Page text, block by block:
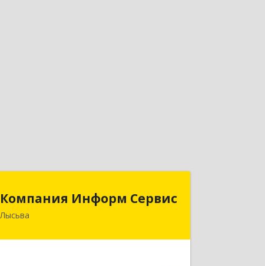
Компания Информ Сервис
Лысьва
Компания Информ Сервис
618909, Пермский край, Лысьва г,